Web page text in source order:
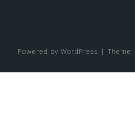
Powered by WordPress | Theme: